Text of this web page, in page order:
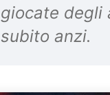
giocate degli
subito anzi.